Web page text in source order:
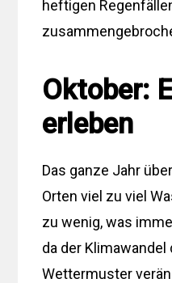
heftigen
Oktober:
erleben
Das ganze Jahr
Orten viel zu viel
zu wenig, was
da der
Wettermuster